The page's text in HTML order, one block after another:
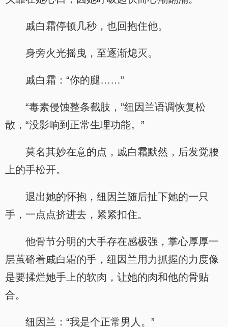
戚白霜停顿几秒，也回抱住他。
身旁火光摇曳，至逐渐熄灭。
戚白霜：“你的腿……”
“毒素侵蚀整条截肢，”纽因兰语调恢复松
散，“没影响到正常生理功能。”
莫名其妙在意的点，戚白霜默然，后发觉腰
上的手松开。
退出她的怀抱，纽因兰随后扯下她的一只
手，一点点挤进去，紧紧扣住。
他骨节分明的大手存在感极强，掌心厚厚一
层茧硌着戚白霜的手，纽因兰用力抓握的力度像
是要揉烂她手上的软肉，让她的肉和他的骨贴
合。
纽因兰：“我是个正常男人。”